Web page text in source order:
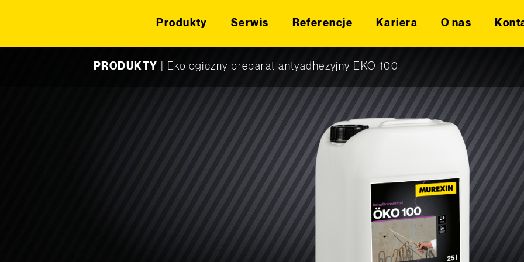
Produkty Serwis Referencje Kariera O nas
PRODUKTY Ekologiczny preparat antyadhezyjny EKO 100